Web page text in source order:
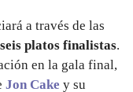
a través de las
seis platos finalistas.
en la gala final,
Jon Cake y su